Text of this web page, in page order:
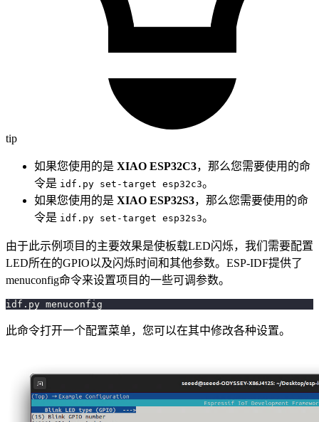
tip
如果您使用的是 XIAO ESP32C3，那么您需要使用的命
令是 idf.py set-target esp32c3。
如果您使用的是 XIAO ESP32S3，那么您需要使用的命
令是 idf.py set-target esp32s3。
由于此示例项目的主要效果是使板载LED闪烁，我们需要配置
LED所在的GPIO以及闪烁时间和其他参数。ESP-IDF提供了
menuconfig命令来设置项目的一些可调参数。
idf.py menuconfig
此命令打开一个配置菜单，您可以在其中修改各种设置。